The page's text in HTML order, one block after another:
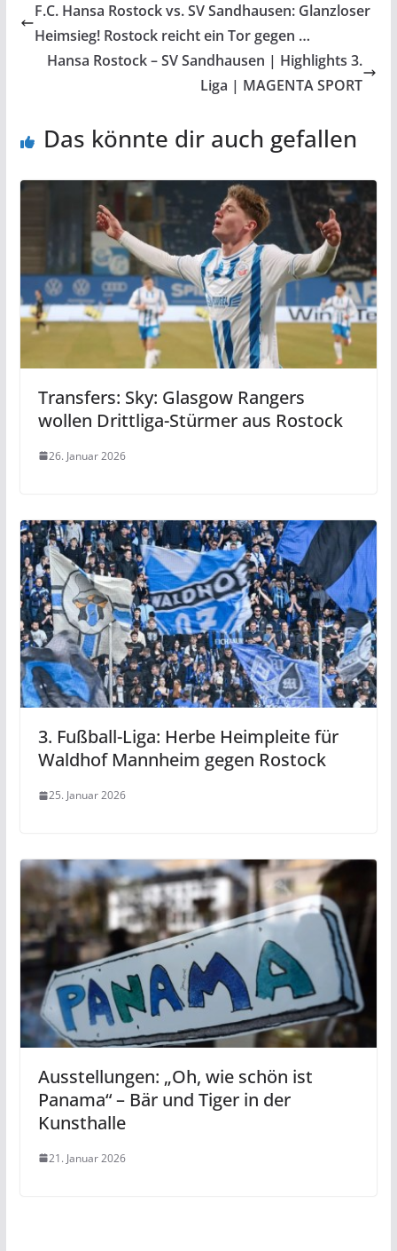
F.C. Hansa Rostock vs. SV Sandhausen: Glanzloser
Heimsieg! Rostock reicht ein Tor gegen …
Hansa Rostock – SV Sandhausen | Highlights 3.
Liga | MAGENTA SPORT
Das könnte dir auch gefallen
Transfers: Sky: Glasgow Rangers
wollen Drittliga-Stürmer aus Rostock
26. Januar 2026
3. Fußball-Liga: Herbe Heimpleite für
Waldhof Mannheim gegen Rostock
25. Januar 2026
Ausstellungen: „Oh, wie schön ist
Panama“ – Bär und Tiger in der
Kunsthalle
21. Januar 2026